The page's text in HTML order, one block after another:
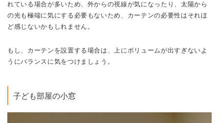
れている場合が多いため、外からの視線が気になったり、太陽から
の光も極端に気にする必要もないため、カーテンの必要性はそれほ
ど感じないかもしれません。
もし、カーテンを設置する場合は、上にボリュームが出すぎないよ
うにバランスに気をつけましょう。
子ども部屋の小窓